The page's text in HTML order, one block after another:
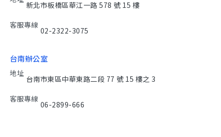
新北市板橋區華江一路 578 號 15 樓
客服專線
02-2322-3075
台南辦公室
地址
台南市東區中華東路二段 77 號 15 樓之 3
客服專線
06-2899-666